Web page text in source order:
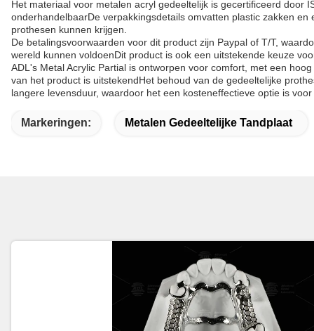
Het materiaal voor metalen acryl gedeeltelijk is gecertificeerd door
onderhandelbaarDe verpakkingsdetails omvatten plastic zakken
prothesen kunnen krijgen.
De betalingsvoorwaarden voor dit product zijn Paypal of T/T,
wereld kunnen voldoenDit product is ook een uitstekende keuze
ADL's Metal Acrylic Partial is ontworpen voor comfort, met een
van het product is uitstekendHet behoud van de gedeeltelijke
langere levensduur, waardoor het een kosteneffectieve optie is
Markeringen: Metalen Gedeeltelijke Tandplaat